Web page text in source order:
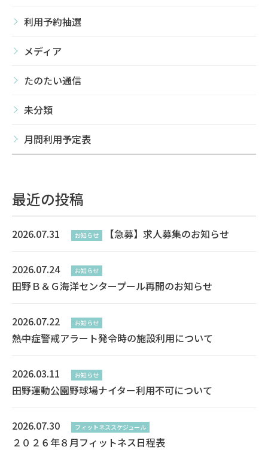
利用予約抽選
メディア
たのたい通信
未分類
月間利用予定表
最近の投稿
2026.07.31 お知らせ 【急募】求人募集のお知らせ
2026.07.24 お知らせ
田野Ｂ＆Ｇ海洋センタープール再開のお知らせ
2026.07.22 お知らせ
熱中症警戒アラート発令時の施設利用について
2026.03.11 お知らせ
田野運動公園野球場ナイター利用不可について
2026.07.30 フィットネススケジュール
２０２６年８月フィットネス日程表